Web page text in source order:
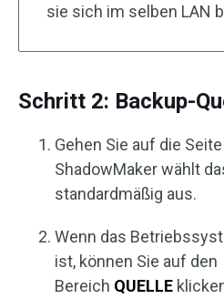
sie sich im selben LAN
Schritt 2: Backup-
Gehen Sie auf die Seite
ShadowMaker wählt
standardmäßig aus.
Wenn das
ist, können Sie auf den
Bereich QUELLE